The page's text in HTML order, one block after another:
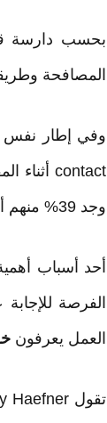
بحسب دارسة
المصافحة
وفي إطار نفس الدراسة فإن
contact أثناء المقابلة واحدة من أكبر أخطاء
وجد 39% منهم أن عدم التبسم على الإطلاق أحد أكبر الأخطاء في مقابلة العمل.
أحد أسباب
الفرصة
العمل يعرفون